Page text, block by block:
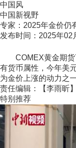
中国风
中国新视野
专家：2025年金价仍
发布时间：2025年
COMEX黄金期货7
有货币属性，今年美
为金价上涨的动力之
责任编辑：【李雨昕】
特别推荐